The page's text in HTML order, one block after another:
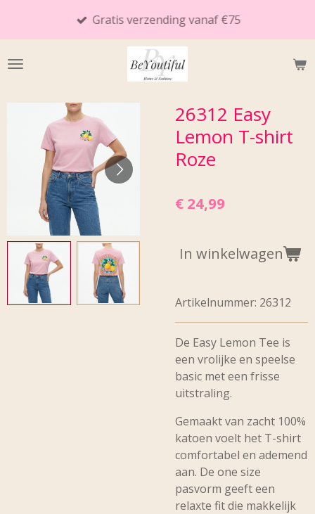
de
Gratis verzending vanaf €75
26312 Easy
Lemon T-shirt
Roze
€ 24,99
In winkelwagen
Artikelnummer: 26312
De Easy Lemon Tee is
een vrolijke en speelse
basic met een frisse
uitstraling.
Gemaakt van zacht 100%
katoen voelt het T-shirt
comfortabel en ademend
aan. De one size
pasvorm geeft een
relaxte fit die makkelijk